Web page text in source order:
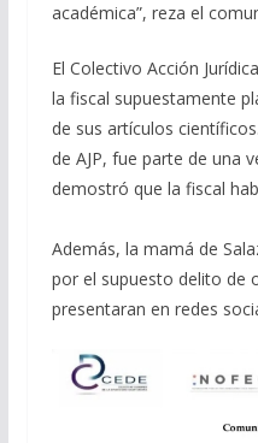
académica”, reza el
El Colectivo Acción
la fiscal supuestamente
de sus artículos
de AJP, fue parte de una
demostró que la fiscal
Además, la mamá de
por el supuesto delito de
presentaran en redes